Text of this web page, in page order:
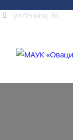
ул.Ленина, 86